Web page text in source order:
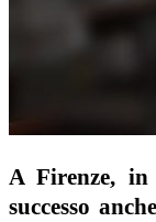
A Firenze, in
successo